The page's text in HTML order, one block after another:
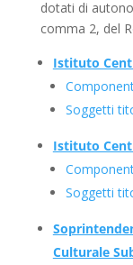
dotati di
comma 2, del
Istituto
Soggetti
Istituto
Soggetti
Culturale